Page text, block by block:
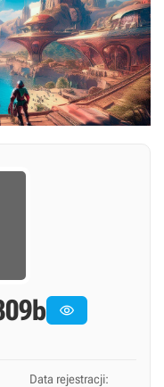

Data rejestracji: